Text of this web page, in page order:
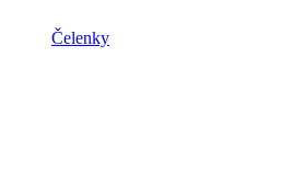
Čelenky